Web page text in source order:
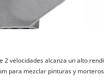
2 velocidades alcanza un alto
para mezclar pinturas y